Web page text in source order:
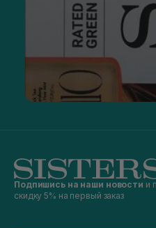
Подпишись на наши новости и
скидку 5% на первый заказ